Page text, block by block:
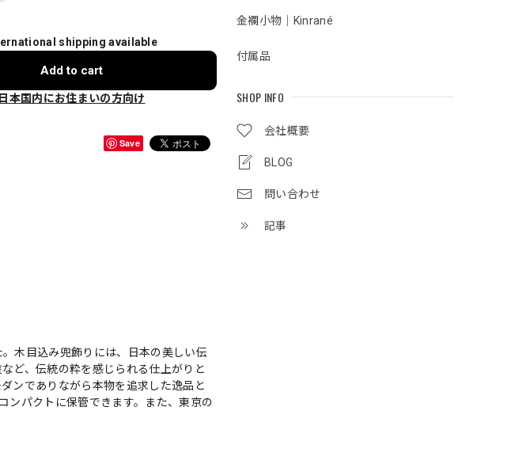
金襴小物｜Kinrané
付属品
SHOP INFO
会社概要
BLOG
問い合わせ
記事
shipping available
Add to cart
日本国内にお住まいの方向け
Save
木目込み兜飾りには、日本の美しい伝
ど、伝統の粋を感じられる仕上がりと
ンでありながら本物を追求した逸品と
ンパクトに保管できます。また、東京の